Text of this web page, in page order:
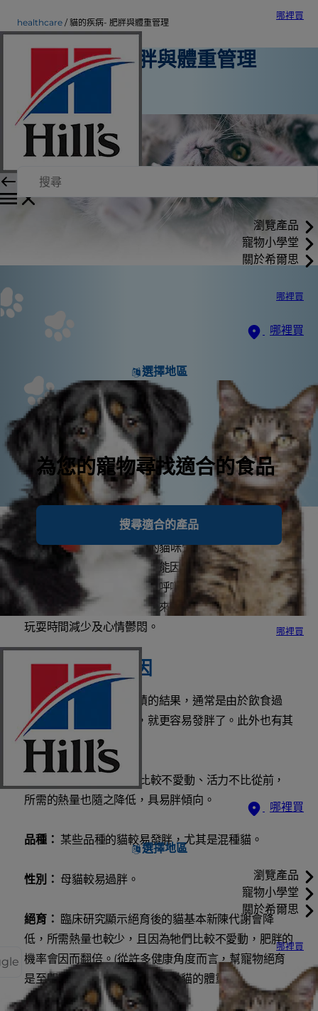
哪裡買
瀏覽產品
寵物小學堂
關於希爾思
哪裡買
哪裡買
選擇地區
為您的寵物尋找適合的食品
搜尋適合的產品
哪裡買
哪裡買
選擇地區
瀏覽產品
寵物小學堂
關於希爾思
哪裡買
healthcare 貓的疾病- 肥胖與體重管理
貓的疾病- 肥胖與體重管理
寵物保健
希爾思內部作者
幫助過重貓咪減重
您知道在美國有超過50%的貓咪受肥胖所苦嗎？如果您
的愛貓體重過重，牠很有可能因此罹患各種疾病，如痛
苦不堪的關節炎、心臟病、呼吸困難、糖尿病、甚至於
膀胱癌。過重及它所伴隨而來的健康問題，會造成貓咪
玩耍時間減少及心情鬱悶。
體重上升的原因
體重上升是身體脂肪囤積的結果，通常是由於飲食過
量，若再加上缺乏運動，就更容易發胖了。此外也有其
他因素會使體重增加：
上了年紀的貓咪比較不愛動、活力不比從前，
所需的熱量也隨之降低，具易胖傾向。
品種： 某些品種的貓較易發胖，尤其是混種貓。
性別： 母貓較易過胖。
絕育： 臨床研究顯示絕育後的貓基本新陳代謝會降
低，所需熱量也較少，且因為牠們比較不愛動，肥胖的
機率會因而翻倍。(從許多健康角度而言，幫寵物絕育
是至關重要的，但須記得監控愛貓的體重。)